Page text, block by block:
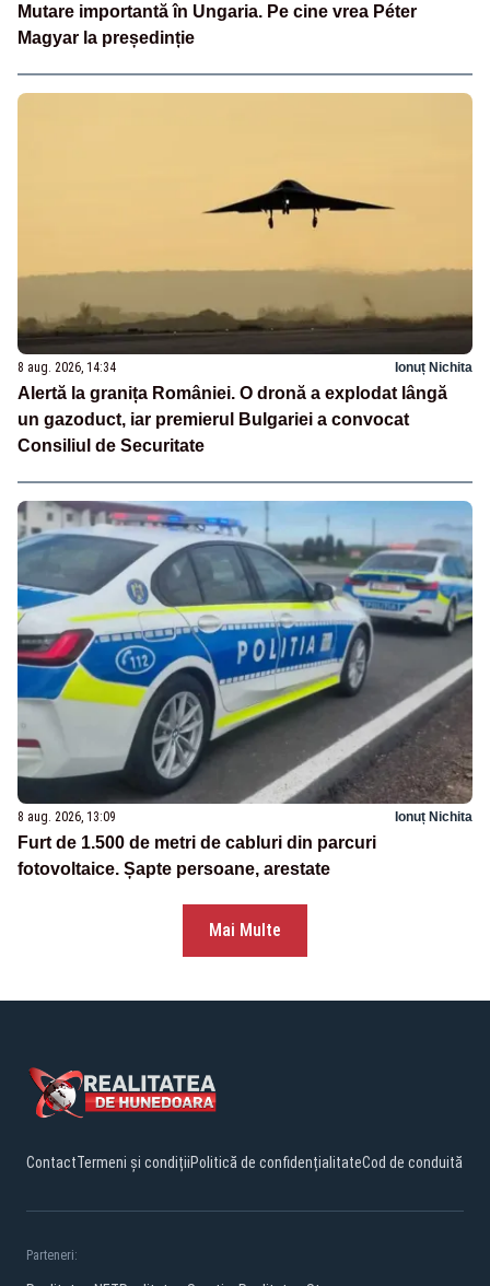
Mutare importantă în Ungaria. Pe cine vrea Péter
Magyar la președinție
8 aug. 2026, 14:34 Ionuț Nichita
Alertă la granița României. O dronă a explodat lângă
un gazoduct, iar premierul Bulgariei a convocat
Consiliul de Securitate
8 aug. 2026, 13:09 Ionuț Nichita
Furt de 1.500 de metri de cabluri din parcuri
fotovoltaice. Șapte persoane, arestate
Mai Multe
ContactTermeni și condițiiPolitică de confidențialitateCod de conduită
Parteneri: